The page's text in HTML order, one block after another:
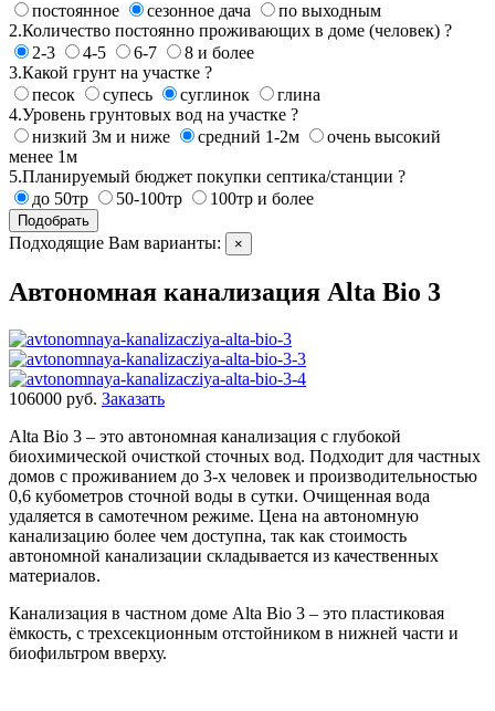
постоянное
сезонное дача
по выходным
2.Количество постоянно проживающих в доме (человек) ?
2-3
4-5 6-7
8 и более
3.Какой грунт на участке ?
песок
супесь суглинок
глина
4.Уровень грунтовых вод на участке ?
низкий 3м и ниже
средний 1-2м
очень высокий
менее 1м
5.Планируемый бюджет покупки септика/станции ?
до 50тр
50-100тр 100тр и более
Подобрать
Подходящие Вам варианты: ×
Автономная канализация Alta Bio 3
106000 руб. Заказать
Alta Bio 3 – это автономная канализация с глубокой
биохимической очисткой сточных вод. Подходит для частных
домов с проживанием до 3-х человек и производительностью
0,6 кубометров сточной воды в сутки. Очищенная вода
удаляется в самотечном режиме. Цена на автономную
канализацию более чем доступна, так как стоимость
автономной канализации складывается из качественных
материалов.
Канализация в частном доме Alta Bio 3 – это пластиковая
ёмкость, с трехсекционным отстойником в нижней части и
биофильтром вверху.